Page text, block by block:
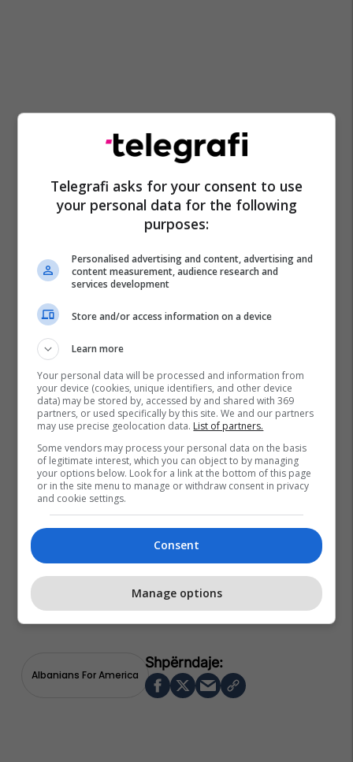
Albanians For America
Telegrafi asks for your consent to use
your personal data for the following
purposes:
Personalised advertising and content, advertising and
content measurement, audience research and
services development
Store and/or access information on a device
Learn more
Your personal data will be processed and information from
your device (cookies, unique identifiers, and other device
data) may be stored by, accessed by and shared with 369
partners, or used specifically by this site. We and our partners
may use precise geolocation data. List of partners.
Some vendors may process your personal data on the basis
of legitimate interest, which you can object to by managing
your options below. Look for a link at the bottom of this page
or in the site menu to manage or withdraw consent in privacy
and cookie settings.
Consent
Manage options